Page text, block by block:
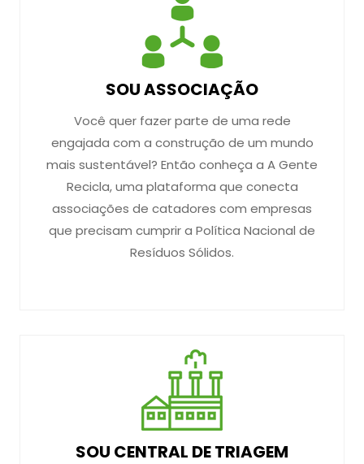
SOU ASSOCIAÇÃO
Você quer fazer parte de uma rede
engajada com a construção de um mundo
mais sustentável? Então conheça a A Gente
Recicla, uma plataforma que conecta
associações de catadores com empresas
que precisam cumprir a Política Nacional de
Resíduos Sólidos.
SOU CENTRAL DE TRIAGEM